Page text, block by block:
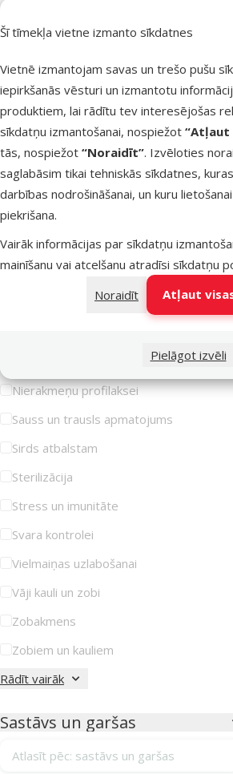
Šī tīmekļa vietne izmanto sīkdatnes
Vietnē izmantojam savas un trešo pušu
iepirkšanās vēsturi un izmantotu
produktiem, lai rādītu tev interesējošas
sīkdatņu izmantošanai, nospiežot “Atļaut
tās, nospiežot “Noraidīt”. Izvēloties
saglabāsim tikai tehniskās sīkdatnes,
darbības nodrošināšanai, un kuru
piekrišana.
Vairāk informācijas par sīkdatņu
mainīšanu vai atcelšanu atradīsi sīkdatņu
Noraidīt
Atļaut
Pielāgot izvēli
Apmatojuma izkrišana
Apmatojuma kamoli kuņģī
29
Gremošanas sistēmas atbalstam
Iekaisusi āda
Imunitātes stiprināšanai
Jutīga gremošana
Jutīga āda
Jutīgas locītavas
Liekais svars/Aptaukošanās
Nierakmeņu profilaksei
Sauss un trausls apmatojums
Sirds atbalstam
Sterilizācija
Stress un imunitāte
Svara kontrolei
Vielmaiņas uzlabošanai
Vāji kauli un zobi
Zobakmens
Zobiem un kauliem
Rādīt vairāk
Sastāvs un garšas
Atlasīt pēc: sastāvs un garšas